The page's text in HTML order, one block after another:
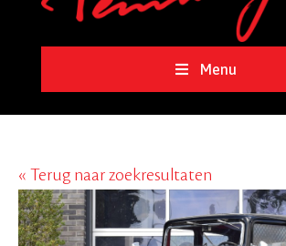
Menu
« Terug naar zoekresultaten